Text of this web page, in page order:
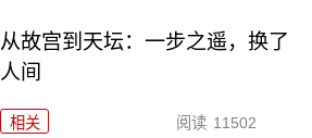
从故宫到天坛：一步之遥，换了
人间
相关 阅读 11502